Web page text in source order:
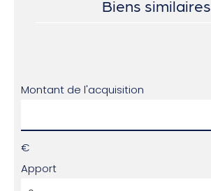
Biens similaires
Montant de l'acquisition
€
Apport